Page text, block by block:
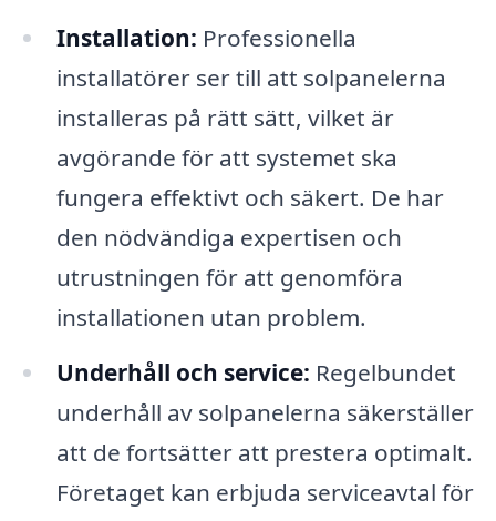
Installation: Professionella
installatörer ser till att solpanelerna
installeras på rätt sätt, vilket är
avgörande för att systemet ska
fungera effektivt och säkert. De har
den nödvändiga expertisen och
utrustningen för att genomföra
installationen utan problem.
Underhåll och service: Regelbundet
underhåll av solpanelerna säkerställer
att de fortsätter att prestera optimalt.
Företaget kan erbjuda serviceavtal för